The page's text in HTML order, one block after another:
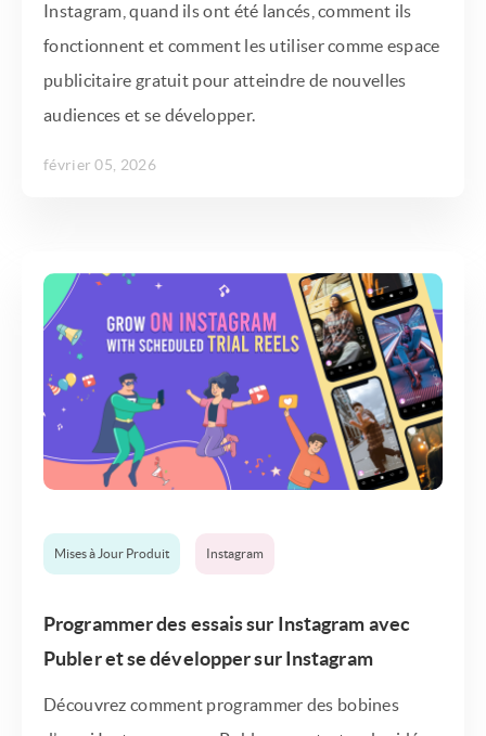
Instagram, quand ils ont été lancés, comment ils
fonctionnent et comment les utiliser comme espace
publicitaire gratuit pour atteindre de nouvelles
audiences et se développer.
février 05, 2026
Mises à Jour Produit Instagram
Programmer des essais sur Instagram avec
Publer et se développer sur Instagram
Découvrez comment programmer des bobines